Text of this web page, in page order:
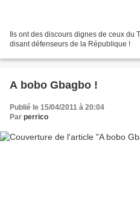
Ils ont des discours dignes de ceux du
disant défenseurs de la République !
A bobo Gbagbo !
Publié le 15/04/2011 à 20:04
Par perrico